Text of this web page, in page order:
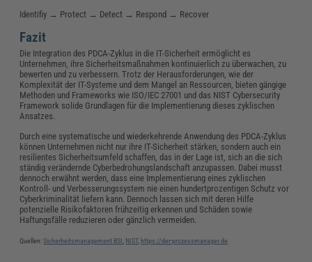
Identifiy → Protect → Detect → Respond → Recover
Fazit
Die Integration des PDCA-Zyklus in die IT-Sicherheit ermöglicht es
Unternehmen, ihre Sicherheitsmaßnahmen kontinuierlich zu überwachen, zu
bewerten und zu verbessern. Trotz der Herausforderungen, wie der
Komplexität der IT-Systeme und dem Mangel an Ressourcen, bieten gängige
Methoden und Frameworks wie ISO/IEC 27001 und das NIST Cybersecurity
Framework solide Grundlagen für die Implementierung dieses zyklischen
Ansatzes.
Durch eine systematische und wiederkehrende Anwendung des PDCA-Zyklus
können Unternehmen nicht nur ihre IT-Sicherheit stärken, sondern auch ein
resilientes Sicherheitsumfeld schaffen, das in der Lage ist, sich an die sich
ständig verändernde Cyberbedrohungslandschaft anzupassen. Dabei musst
dennoch erwähnt werden, dass eine Implementierung eines zyklischen
Kontroll- und Verbesserungssystem nie einen hundertprozentigen Schutz vor
Cyberkriminalität liefern kann. Dennoch lassen sich mit deren Hilfe
potenzielle Risikofaktoren frühzeitig erkennen und Schäden sowie
Haftungsfälle reduzieren oder gänzlich vermeiden.
Quellen:Sicherheitsmanagement BSI NIST, https://der-prozessmanager.de